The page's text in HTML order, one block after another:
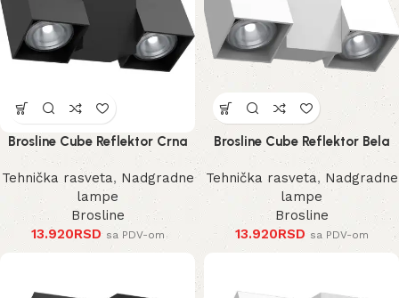
Brosline Cube Reflektor Crna
185 mm
Tehnička rasveta, Nadgradne
lampe
Brosline
13.920RSD sa PDV-om
Brosline Cube Reflektor Bela
185 mm
Tehnička rasveta, Nadgradne
lampe
Brosline
13.920RSD sa PDV-om